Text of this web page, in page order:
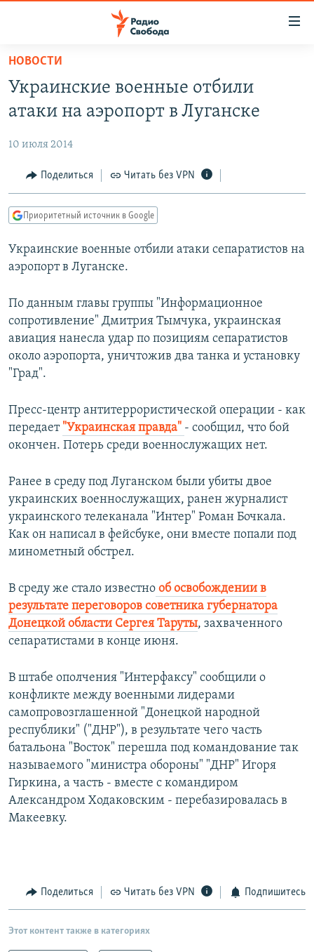
упрощенного
доступа
основному
Вернутся
главной
навигации
Вернутся
ПОДКАСТЫ
АВТОРСКИЕ ПРОЕКТЫ
ЦИТАТЫ СВОБОДЫ
МНЕНИЯ
IDEL.РЕАЛИИ
КАВКАЗ.РЕАЛИИ
СЕВЕР.РЕАЛИИ
СИБИРЬ.РЕАЛИИ
РАСПИСАНИЕ ВЕЩАНИЯ
ПОДПИШИТЕСЬ НА РАССЫЛКУ
Все сайты РСЕ/РС
НОВОСТИ
Украинские военные отбили
атаки на аэропорт в Луганске
10 июля 2014
Поделиться Читать без VPN
Приоритетный источник в Google
Украинские военные отбили атаки сепаратистов на
аэропорт в Луганске.
По данным главы группы "Информационное
сопротивление" Дмитрия Тымчука, украинская
авиация нанесла удар по позициям сепаратистов
около аэропорта, уничтожив два танка и установку
"Град".
Пресс-центр антитеррористической операции - как
передает "Украинская правда" - сообщил, что бой
окончен. Потерь среди военнослужащих нет.
Ранее в среду под Луганском были убиты двое
украинских военнослужащих, ранен журналист
украинского телеканала "Интер" Роман Бочкала.
Как он написал в фейсбуке, они вместе попали под
минометный обстрел.
В среду же стало известно об освобождении в
результате переговоров советника губернатора
Донецкой области Сергея Таруты, захваченного
сепаратистами в конце июня.
В штабе ополчения "Интерфаксу" сообщили о
конфликте между военными лидерами
самопровозглашенной "Донецкой народной
республики" ("ДНР"), в результате чего часть
батальона "Восток" перешла под командование так
называемого "министра обороны" "ДНР" Игоря
Гиркина, а часть - вместе с командиром
Александром Ходаковским - перебазировалась в
Макеевку.
Поделиться Читать без VPN Подпишитесь
Этот контент также в категориях